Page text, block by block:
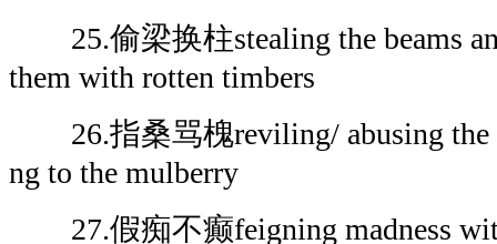
25.偷梁换柱stealing the beams
them with rotten timbers
26.指桑骂槐reviling/ abusing the
ng to the mulberry
27.假痴不癫feigning madness